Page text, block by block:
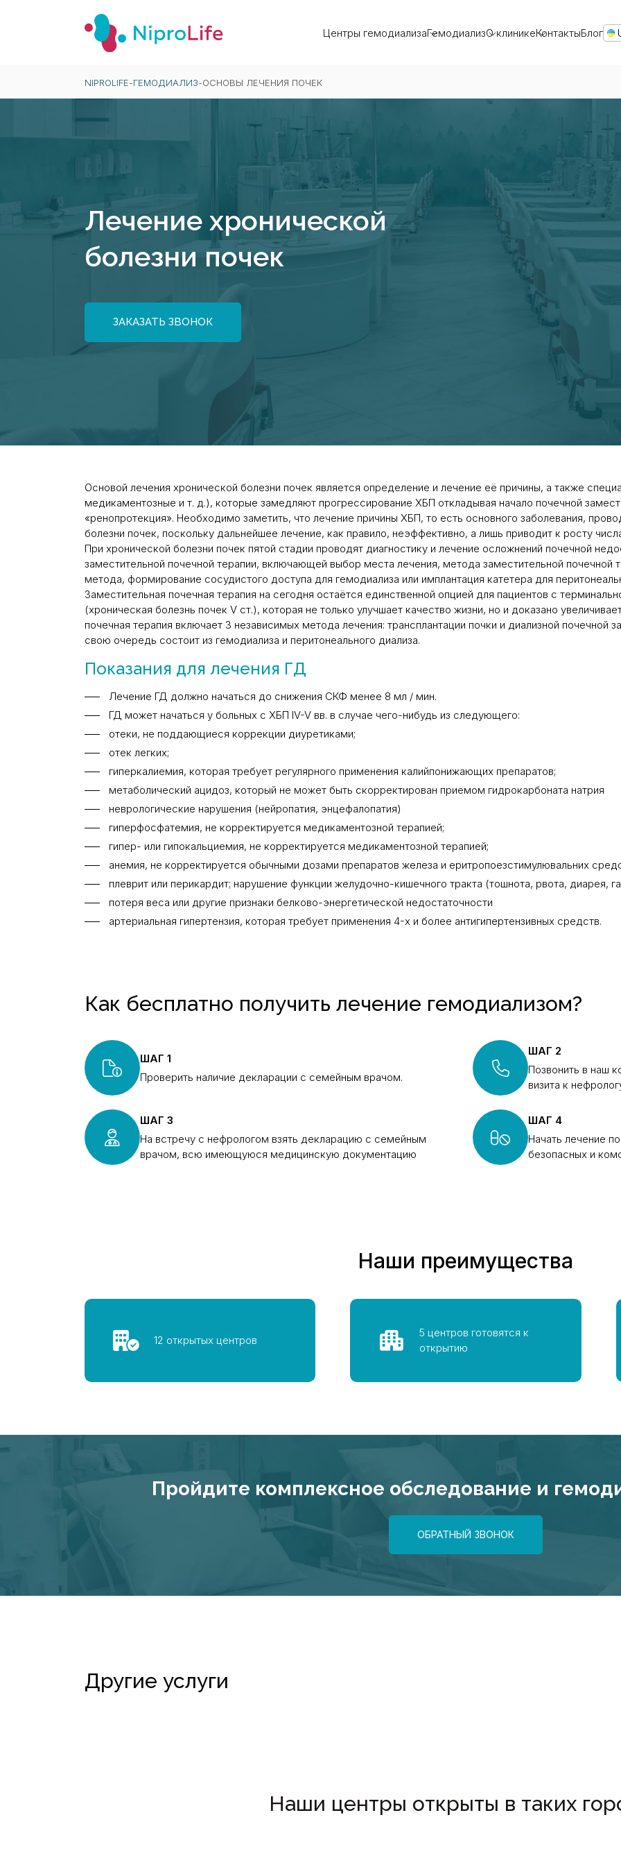
Центры гемодиализаГемодиализО клиникеКонтактыБлог
NIPROLIFE-ГЕМОДИАЛИЗ-ОСНОВЫ ЛЕЧЕНИЯ ПОЧЕК
Лечение хронической
болезни почек
ЗАКАЗАТЬ ЗВОНОК
Основой лечения хронической болезни почек является определение и лечение её причины, а также
медикаментозные и т. д.), которые замедляют прогрессирование ХБП откладывая начало почечной
«ренопротекция». Необходимо заметить, что лечение причины ХБП, то есть основного заболевания,
болезни почек, поскольку дальнейшее лечение, как правило, неэффективно, а лишь приводит к росту
При хронической болезни почек пятой стадии проводят диагностику и лечение осложнений почечной
заместительной почечной терапии, включающей выбор места лечения, метода заместительной почечной
метода, формирование сосудистого доступа для гемодиализа или имплантация катетера для
Заместительная почечная терапия на сегодня остаётся единственной опцией для пациентов с
(хроническая болезнь почек V ст.), которая не только улучшает качество жизни, но и доказано
почечная терапия включает 3 независимых метода лечения: трансплантации почки и диализной почечной
свою очередь состоит из гемодиализа и перитонеального диализа.
Показания для лечения ГД
Лечение ГД должно начаться до снижения СКФ менее 8 мл / мин.
ГД может начаться у больных с ХБП IV-V вв. в случае чего-нибудь из следующего:
отеки, не поддающиеся коррекции диуретиками;
отек легких;
гиперкалиемия, которая требует регулярного применения калийпонижающих препаратов;
метаболический ацидоз, который не может быть скорректирован приемом гидрокарбоната натрия
неврологические нарушения (нейропатия, энцефалопатия)
гиперфосфатемия, не корректируется медикаментозной терапией;
гипер- или гипокальциемия, не корректируется медикаментозной терапией;
анемия, не корректируется обычными дозами препаратов железа и еритропоезстимулювальних
плеврит или перикардит; нарушение функции желудочно-кишечного тракта (тошнота, рвота, диарея,
потеря веса или другие признаки белково-энергетической недостаточности
артериальная гипертензия, которая требует применения 4-х и более антигипертензивных средств.
Как бесплатно получить лечение гемодиализом?
ШАГ 1
Проверить наличие декларации с семейным врачом.
ШАГ 2
Позвонить в наш
визита к
ШАГ 3
На встречу с нефрологом взять декларацию с семейным
врачом, всю имеющуюся медицинскую документацию
ШАГ 4
Начать лечение
безопасных и
Наши преимущества
12 открытых центров
5 центров готовятся к
открытию
Пройдите комплексное обследование и
ОБРАТНЫЙ ЗВОНОК
Другие услуги
Наши центры открыты в таких